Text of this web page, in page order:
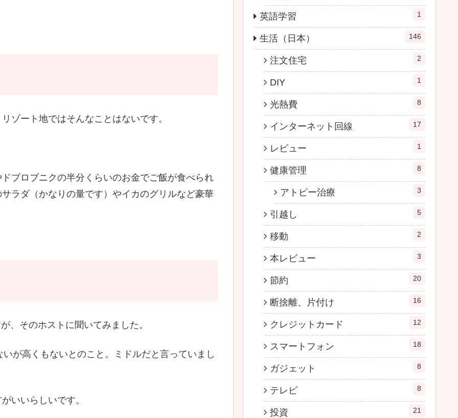
ゾート地ではそんなことはないです。
ブロブニクの半分くらいのお金でご飯が食べられ
ラダ（かなりの量です）やイカのグリルなど豪華
、そのホストに聞いてみました。
が高くもないとのこと。ミドルだと言っていまし
いいらしいです。
英語学習 1
生活（日本） 146
注文住宅 2
DIY 1
光熱費 8
インターネット回線 17
レビュー 1
健康管理 8
アトピー治療 3
引越し 5
移動 2
本レビュー 3
節約 20
断捨離、片付け 16
クレジットカード 12
スマートフォン 18
ガジェット 8
テレビ 8
投資 21